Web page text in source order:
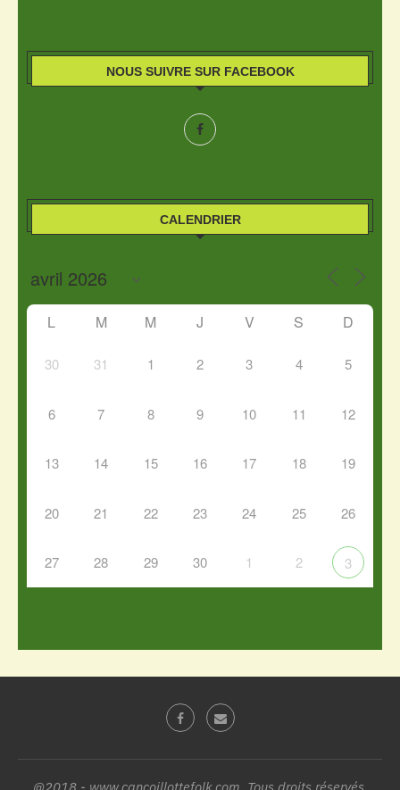
NOUS SUIVRE SUR FACEBOOK
CALENDRIER
L M M J V S D
30 31 1 2 3 4 5
6 7 8 9 10 11 12
13 14 15 16 17 18 19
20 21 22 23 24 25 26
27 28 29 30 1 2 3
@2018 - www.cancoillottefolk.com. Tous droits réservés.